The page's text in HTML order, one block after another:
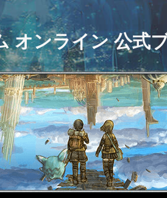
オンライン 公式